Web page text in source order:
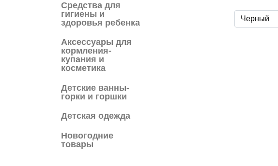
Средства для
гигиены и
здоровья ребенка
Аксессуары для
кормления-
купания и
косметика
Детские ванны-
горки и горшки
Детская одежда
Новогодние
товары